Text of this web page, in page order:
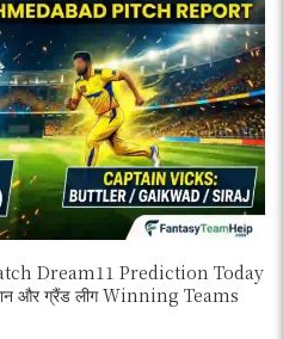
Dream11 Prediction Today
और ग्रैंड लीग Winning Teams